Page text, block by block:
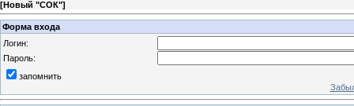
[Новый "СОК"]
Форма входа
Логин:
Пароль:
запомнить